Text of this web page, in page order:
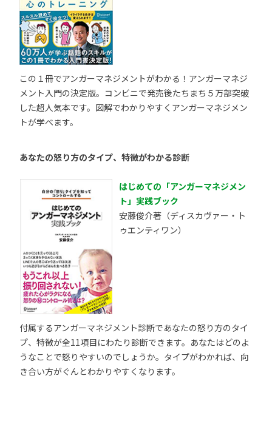
この１冊でアンガーマネジメントがわかる！アンガーマネジ
メント入門の決定版。コンビニで発売後たちまち５万部突破
した超人気本です。図解でわかりやすくアンガーマネジメン
トが学べます。
あなたの怒り方のタイプ、特徴がわかる診断
はじめての「アンガーマネジメン
ト」実践ブック
安藤俊介著（ディスカヴァー・ト
ゥエンティワン）
付属するアンガーマネジメント診断であなたの怒り方のタイ
プ、特徴が全11項目にわたり診断できます。あなたはどのよ
うなことで怒りやすいのでしょうか。タイプがわかれば、向
き合い方がぐんとわかりやすくなります。